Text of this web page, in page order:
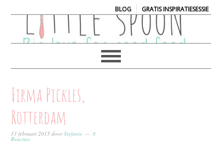
BLOG| GRATIS INSPIRATIESESSIE
Firma Pickles,
Rotterdam
13 februari 2015 doorStefanie 8
Reacties